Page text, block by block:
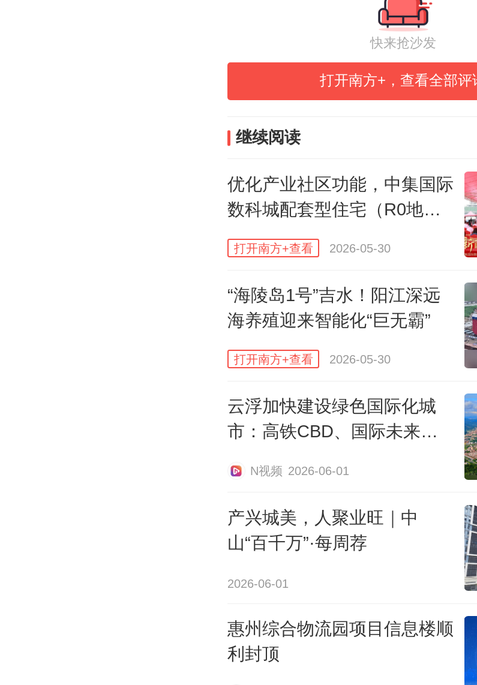
交易、码头直卸、车车交易、电
休闲于一体的全产业链生态，
活区域海洋经济蓬勃活力，进一
地标、粤西产业龙头、广东海洋
丽新名片。
▲中国海鲜美食之都产业综合体
自2025年6月开工以来，湛航集
总体进度计划安排，全程监督
安全，组织各参建单位倒排工
采取主体结构与地下室分步施
科学衔接各道工序，全力推进
快来抢沙发
打开南方+，查看全部评
继续阅读
优化产业社区功能，中集国际
数科城配套型住宅（R0地
块）开工
打开南方+查看 2026-05-30
“海陵岛1号”吉水！阳江深远
海养殖迎来智能化“巨无霸”
打开南方+查看 2026-05-30
云浮加快建设绿色国际化城
市：高铁CBD、国际未来社
N视频 2026-06-01
产兴城美，人聚业旺｜中
山“百千万”·每周荐
2026-06-01
惠州综合物流园项目信息楼顺
利封顶